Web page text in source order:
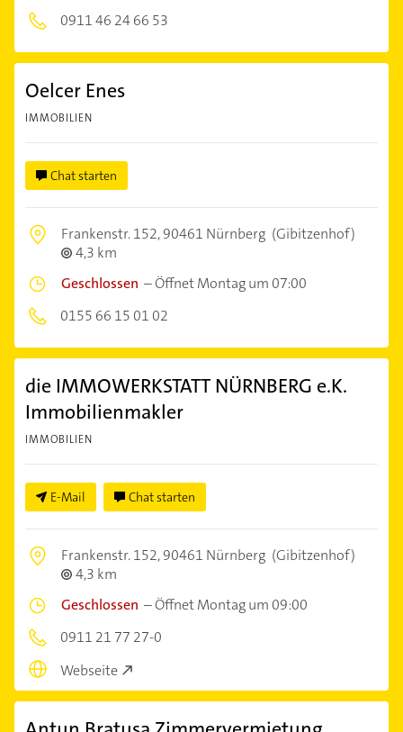
0911 46 24 66 53
Oelcer Enes
IMMOBILIEN
Chat starten
Frankenstr. 152,90461 Nürnberg (Gibitzenhof)
4,3 km
Geschlossen –Öffnet Montag um 07:00
0155 66 15 01 02
die IMMOWERKSTATT NÜRNBERG e.K.
Immobilienmakler
IMMOBILIEN
E-Mail Chat starten
Frankenstr. 152,90461 Nürnberg (Gibitzenhof)
4,3 km
Geschlossen –Öffnet Montag um 09:00
0911 21 77 27-0
Webseite